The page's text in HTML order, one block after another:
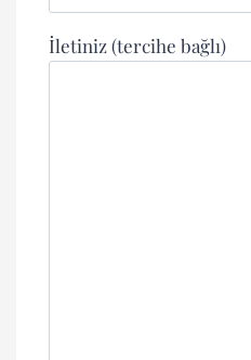
İletiniz (tercihe bağlı)